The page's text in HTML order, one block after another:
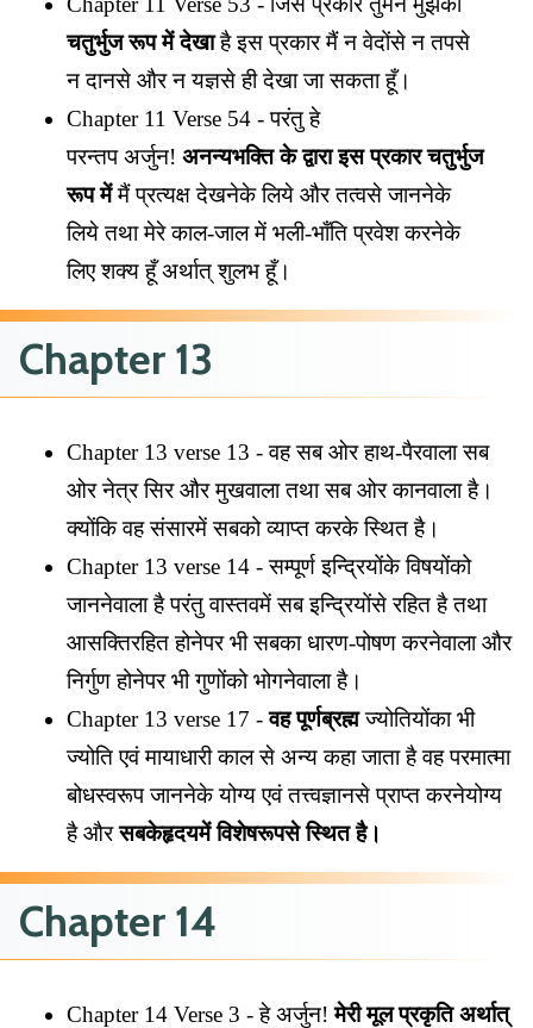
चतुर्भुज रूप में देखाहै इस प्रकार मैं न वेदोंसे न तपसे
न दानसे और न यज्ञसे ही देखा जा सकता हूँ।
Chapter 11 Verse 54 - परंतु हे
परन्तप अर्जुन! अनन्यभक्ति के द्वारा इस प्रकार चतुर्भुज
रूप मेंमैं प्रत्यक्ष देखनेके लिये और तत्वसे जाननेके
लिये तथा मेरे काल-जाल में भली-भाँति प्रवेश करनेके
लिए शक्य हूँ अर्थात् शुलभ हूँ।
Chapter 13
Chapter 13 verse 13 - वह सब ओर हाथ-पैरवाला सब
ओर नेत्र सिर और मुखवाला तथा सब ओर कानवाला है।
क्योंकि वह संसारमें सबको व्याप्त करके स्थित है।
Chapter 13 verse 14 - सम्पूर्ण इन्द्रियोंके विषयोंको
जाननेवाला है परंतु वास्तवमें सब इन्द्रियोंसे रहित है तथा
आसक्तिरहित होनेपर भी सबका धारण-पोषण करनेवाला और
निर्गुण होनेपर भी गुणोंको भोगनेवाला है।
Chapter 13 verse 17 -वह पूर्णब्रह्मज्योतियोंका भी
ज्योति एवं मायाधारी काल से अन्य कहा जाता है वह परमात्मा
बोधस्वरूप जाननेके योग्य एवं तत्त्वज्ञानसे प्राप्त करनेयोग्य
है औरसबकेहृदयमें विशेषरूपसे स्थित है।
Chapter 14
Chapter 14 Verse 3 - हे अर्जुन!मेरी मूल प्रकृति अर्थात्